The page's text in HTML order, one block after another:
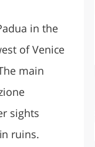
in the
of Venice
main
sights
ruins.